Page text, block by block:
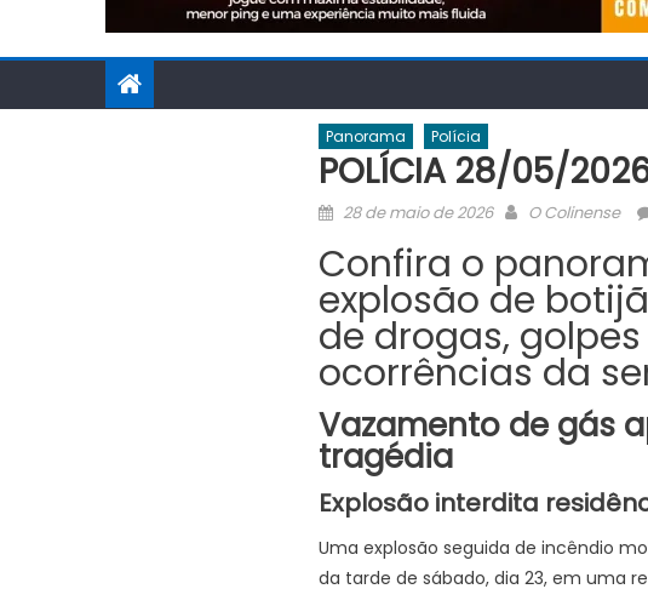
Panorama Polícia
POLÍCIA 28/05/
Posted
28 de maio de 2026 Author
O Colinense
Confira o
explosão de
de drogas,
ocorrências da
Vazamento de gás
tragédia
Explosão interdita
Uma explosão seguida de incêndio
da tarde de sábado, dia 23, em uma